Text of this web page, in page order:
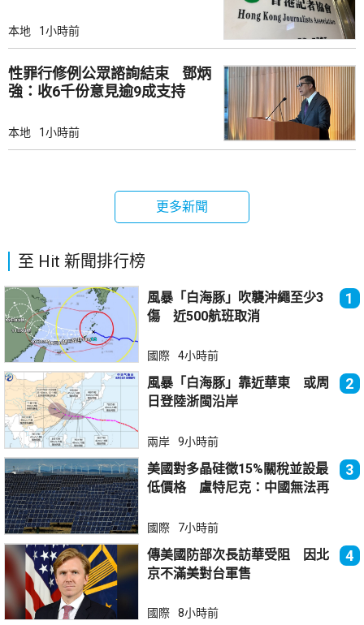
本地 1小時前
性罪行修例公眾諮詢結束 鄧炳
強：收6千份意見逾9成支持
本地 1小時前
更多新聞
至 Hit 新聞排行榜
風暴「白海豚」吹襲沖繩至少3
傷 近500航班取消
1
國際 4小時前
風暴「白海豚」靠近華東 或周
日登陸浙閩沿岸
2
兩岸 9小時前
美國對多晶硅徵15%關稅並設最
低價格 盧特尼克：中國無法再
3
國際 7小時前
傳美國防部次長訪華受阻 因北
京不滿美對台軍售
4
國際 8小時前